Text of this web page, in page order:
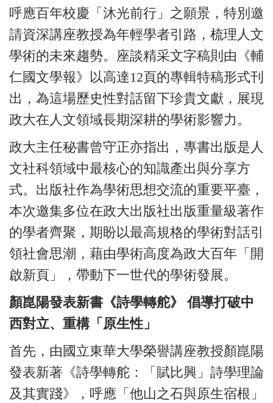
呼應百年校慶「沐光前行」之願景，特別邀
請資深講座教授為年輕學者引路，梳理人文
學術的未來趨勢。座談精采文字稿則由《輔
仁國文學報》以高達12頁的專輯特稿形式刊
出，為這場歷史性對話留下珍貴文獻，展現
政大在人文領域長期深耕的學術影響力。
政大主任秘書曾守正亦指出，專書出版是人
文社科領域中最核心的知識產出與分享方
式。出版社作為學術思想交流的重要平臺，
本次邀集多位在政大出版社出版重量級著作
的學者齊聚，期盼以最高規格的學術對話引
領社會思潮，藉由學術高度為政大百年「開
啟新頁」，帶動下一世代的學術發展。
顏崑陽發表新書《詩學轉舵》 倡導打破中
西對立、重構「原生性」
首先，由國立東華大學榮譽講座教授顏崑陽
發表新著《詩學轉舵：「賦比興」詩學理論
及其實踐》，呼應「他山之石與原生宿根」